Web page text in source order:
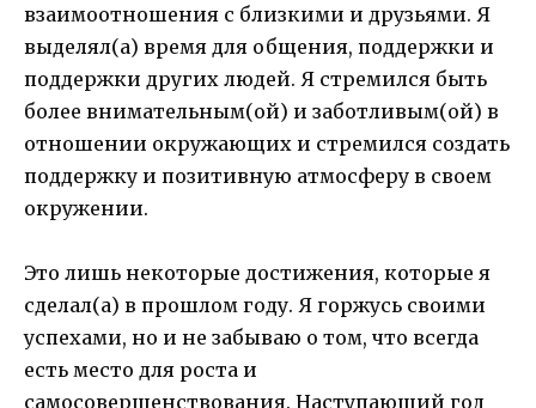
взаимоотношения с близкими и друзьями. Я
выделял(а) время для общения, поддержки и
поддержки других людей. Я стремился быть
более внимательным(ой) и заботливым(ой) в
отношении окружающих и стремился создать
поддержку и позитивную атмосферу в своем
окружении.
Это лишь некоторые достижения, которые я
сделал(а) в прошлом году. Я горжусь своими
успехами, но и не забываю о том, что всегда
есть место для роста и
самосовершенствования. Наступающий год